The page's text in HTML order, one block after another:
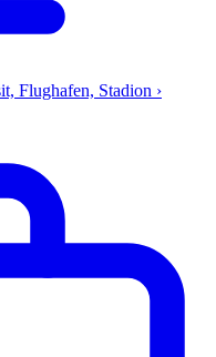
Flughafen, Stadion ›